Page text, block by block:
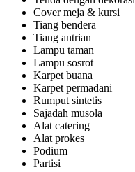
Cover meja & kursi
Tiang bendera
Tiang antrian
Lampu taman
Lampu sosrot
Karpet buana
Karpet permadani
Rumput sintetis
Sajadah musola
Alat catering
Alat prokes
Podium
Partisi